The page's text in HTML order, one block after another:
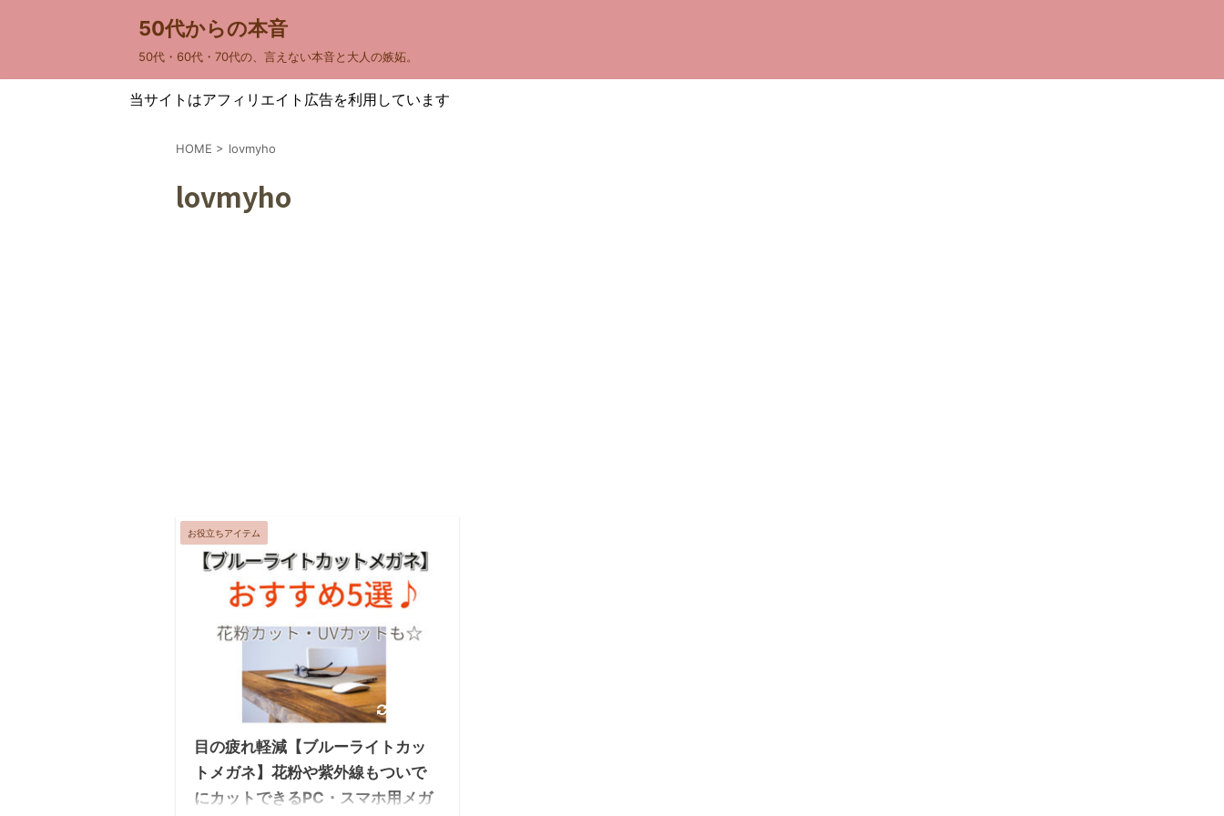
50代からの本音
50代・60代・70代の、言えない本音と大人の嫉妬。
当サイトはアフィリエイト広告を利用しています
HOME > lovmyho
lovmyho
お役立ちアイテム
目の疲れ軽減【ブルーライトカッ
トメガネ】花粉や紫外線もついで
にカットできるPC・スマホ用メガ